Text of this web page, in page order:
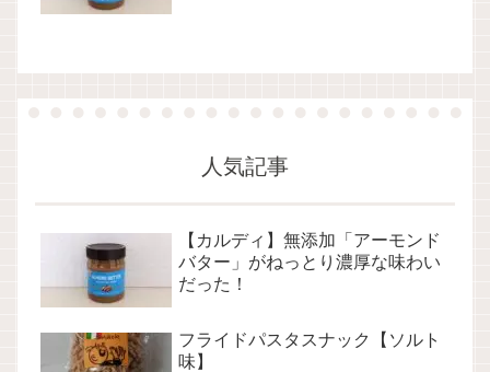
人気記事
【カルディ】無添加「アーモンド
バター」がねっとり濃厚な味わい
だった！
フライドパスタスナック【ソルト
味】